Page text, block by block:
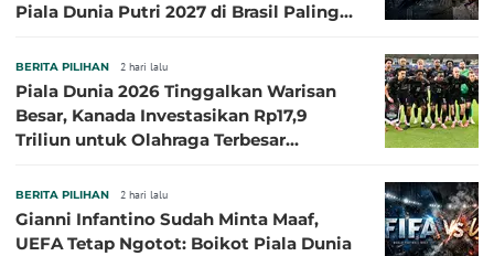
Piala Dunia Putri 2027 di Brasil Paling
BERITA PILIHAN 2 hari lalu
Piala Dunia 2026 Tinggalkan Warisan
Besar, Kanada Investasikan Rp17,9
Triliun untuk Olahraga Terbesar
BERITA PILIHAN 2 hari lalu
Gianni Infantino Sudah Minta Maaf,
UEFA Tetap Ngotot: Boikot Piala Dunia